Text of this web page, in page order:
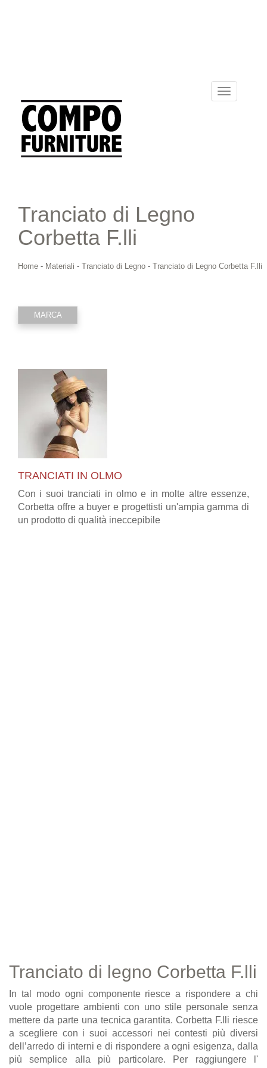
Toggle
navigation
Tranciato di Legno
Corbetta F.lli
Home - Materiali - Tranciato di Legno - Tranciato di Legno Corbetta F.lli
MARCA
TRANCIATI IN OLMO
Con i suoi tranciati in olmo e in molte altre essenze,
Corbetta offre a buyer e progettisti un'ampia gamma di
un prodotto di qualità ineccepibile
Tranciato di legno Corbetta F.lli
In tal modo ogni componente riesce a rispondere a chi
vuole progettare ambienti con uno stile personale senza
mettere da parte una tecnica garantita. Corbetta F.lli riesce
a scegliere con i suoi accessori nei contesti più diversi
dell’arredo di interni e di rispondere a ogni esigenza, dalla
più semplice alla più particolare. Per raggiungere l'